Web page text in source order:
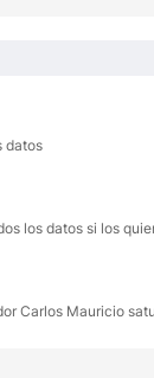
datos
los datos si los
Carlos Mauricio